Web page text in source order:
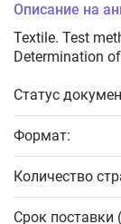
Описание на
Textile. Test
Determination
Статус
Формат:
Количество
Срок поставки